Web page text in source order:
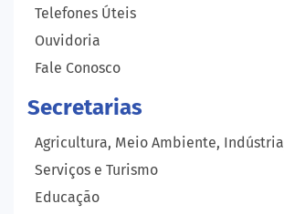
Telefones Úteis
Ouvidoria
Fale Conosco
Secretarias
Agricultura, Meio Ambiente,
Serviços e Turismo
Educação